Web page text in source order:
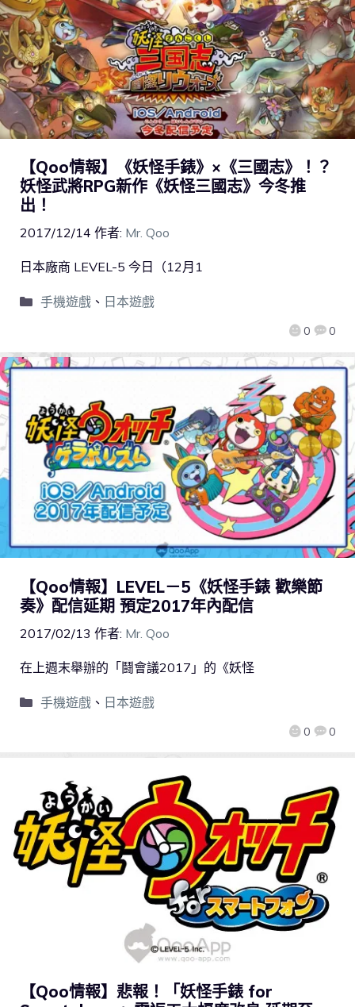
【Qoo情報】《妖怪手錶》×《三國志》！？
妖怪武將RPG新作《妖怪三國志》今冬推
出！
2017/12/14 作者: Mr. Qoo
0 0
日本廠商 LEVEL-5 今日（12月1
手機遊戲、 日本遊戲
【Qoo情報】LEVEL－5《妖怪手錶 歡樂節
奏》配信延期 預定2017年內配信
2017/02/13 作者: Mr. Qoo
0 0
在上週末舉辦的「鬪會議2017」的《妖怪
手機遊戲、 日本遊戲
【Qoo情報】悲報！「妖怪手錶 for